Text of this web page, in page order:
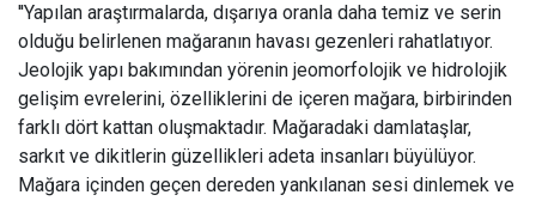
''Yapılan araştırmalarda, dışarıya oranla daha temiz ve serin
olduğu belirlenen mağaranın havası gezenleri rahatlatıyor.
Jeolojik yapı bakımından yörenin jeomorfolojik ve hidrolojik
gelişim evrelerini, özelliklerini de içeren mağara, birbirinden
farklı dört kattan oluşmaktadır. Mağaradaki damlataşlar,
sarkıt ve dikitlerin güzellikleri adeta insanları büyülüyor.
Mağara içinden geçen dereden yankılanan sesi dinlemek ve